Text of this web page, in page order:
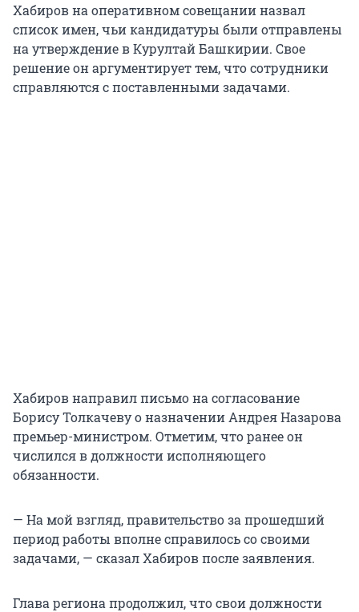
Хабиров на оперативном совещании назвал
список имен, чьи кандидатуры были отправлены
на утверждение в Курултай Башкирии. Свое
решение он аргументирует тем, что сотрудники
справляются с поставленными задачами.
Хабиров направил письмо на согласование
Борису Толкачеву о назначении Андрея Назарова
премьер-министром. Отметим, что ранее он
числился в должности исполняющего
обязанности.
— На мой взгляд, правительство за прошедший
период работы вполне справилось со своими
задачами, — сказал Хабиров после заявления.
Глава региона продолжил, что свои должности